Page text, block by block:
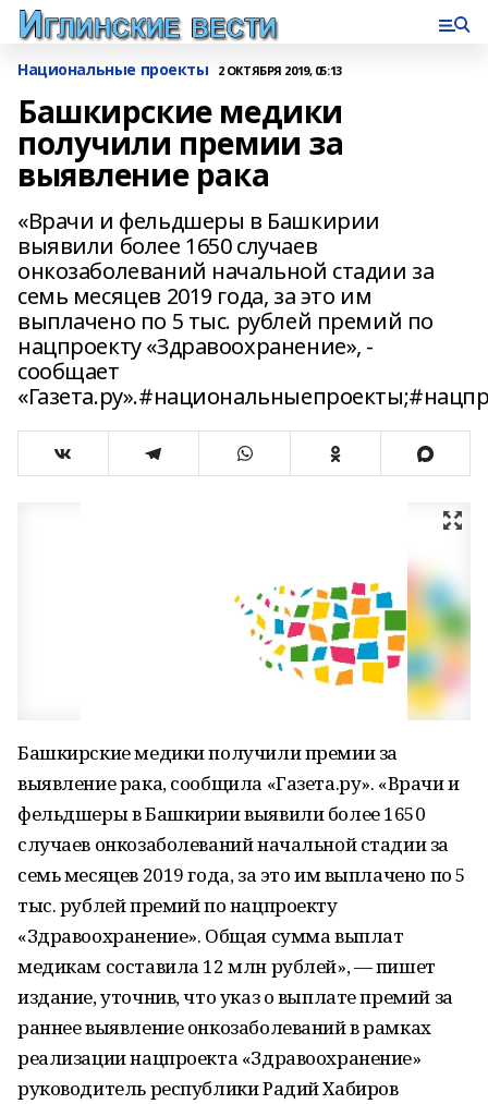
Национальные проекты 2 ОКТЯБРЯ 2019, 05:13
Башкирские медики
получили премии за
выявление рака
«Врачи и фельдшеры в Башкирии
выявили более 1650 случаев
онкозаболеваний начальной стадии за
семь месяцев 2019 года, за это им
выплачено по 5 тыс. рублей премий по
нацпроекту «Здравоохранение», -
сообщает
Башкирские медики получили премии за
выявление рака, сообщила «Газета.ру». «Врачи и
фельдшеры в Башкирии выявили более 1650
случаев онкозаболеваний начальной стадии за
семь месяцев 2019 года, за это им выплачено по 5
тыс. рублей премий по нацпроекту
«Здравоохранение». Общая сумма выплат
медикам составила 12 млн рублей», — пишет
издание, уточнив, что указ о выплате премий за
раннее выявление онкозаболеваний в рамках
реализации нацпроекта «Здравоохранение»
руководитель республики Радий Хабиров